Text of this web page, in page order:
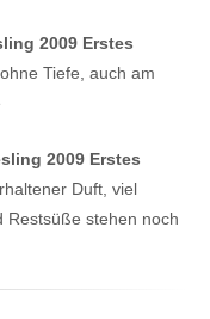
2009 Erstes
Tiefe, auch am
2009 Erstes
Duft, viel
Restsüße stehen noch